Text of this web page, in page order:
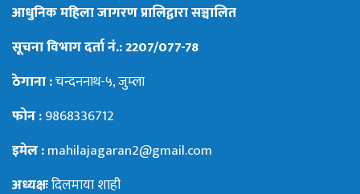
आधुनिक महिला जागरण प्रालिद्वारा सञ्चालित
सूचना विभाग दर्ता नं.: 2207/077-78
ठेगाना :चन्दननाथ-५, जुम्ला
फोन :9868336712
इमेल :mahilajagaran2@gmail.com
अध्यक्षःदिलमाया शाही